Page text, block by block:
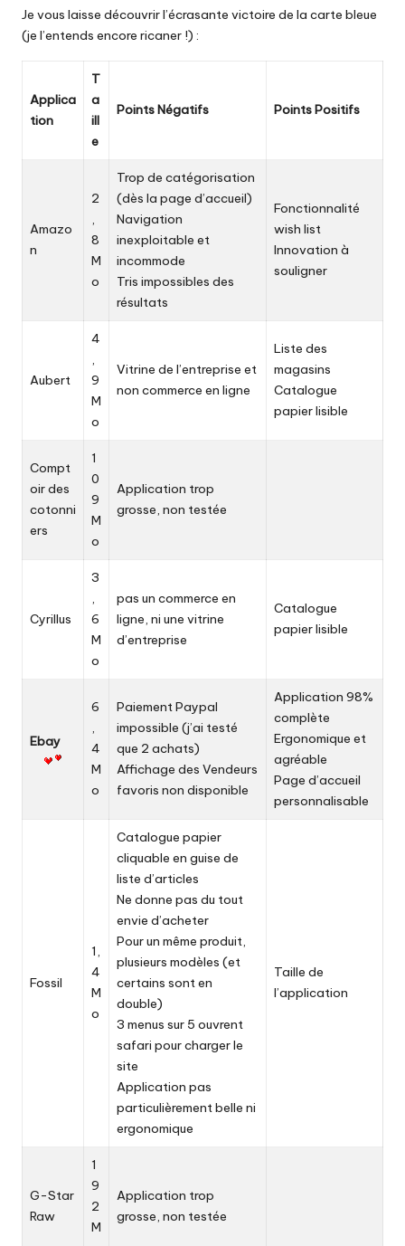
Je vous laisse découvrir l’écrasante victoire de la carte bleue
(je l’entends encore ricaner !) :
Applica
tion
T
a
ill
e
Points Négatifs Points Positifs
Amazo
n
2
,
8
M
o
Trop de catégorisation
(dès la page d’accueil)
Navigation
inexploitable et
incommode
Tris impossibles des
résultats
Fonctionnalité
wish list
Innovation à
souligner
Aubert
4
,
9
M
o
Vitrine de l’entreprise et
non commerce en ligne
Liste des
magasins
Catalogue
papier lisible
Compt
oir des
cotonni
ers
1
0
9
M
o
Application trop
grosse, non testée
Cyrillus
3
,
6
M
o
pas un commerce en
ligne, ni une vitrine
d’entreprise
Catalogue
papier lisible
Ebay
6
,
4
M
o
Paiement Paypal
impossible (j’ai testé
que 2 achats)
Affichage des Vendeurs
favoris non disponible
Application 98%
complète
Ergonomique et
agréable
Page d’accueil
personnalisable
Fossil
1,
4
M
o
Catalogue papier
cliquable en guise de
liste d’articles
Ne donne pas du tout
envie d’acheter
Pour un même produit,
plusieurs modèles (et
certains sont en
double)
3 menus sur 5 ouvrent
safari pour charger le
site
Application pas
particulièrement belle ni
ergonomique
Taille de
l’application
G-Star
Raw
1
9
2
M
Application trop
grosse, non testée